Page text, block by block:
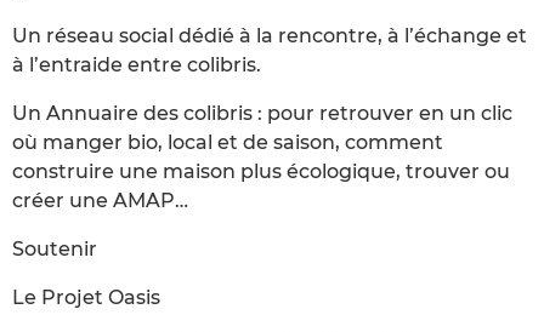
Un réseau social dédié à la rencontre, à l’échange et
à l’entraide entre colibris.
Un Annuaire des colibris : pour retrouver en un clic
où manger bio, local et de saison, comment
construire une maison plus écologique, trouver ou
créer une AMAP…
Soutenir
Le Projet Oasis